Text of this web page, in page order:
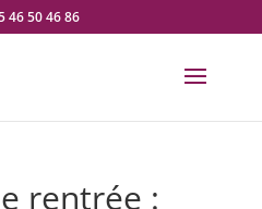
46 50 46 86
rentrée :